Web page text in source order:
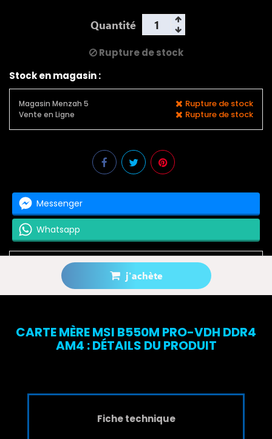
Quantité
j'achète
Rupture de stock
Stock en magasin :
Magasin Menzah 5 Rupture de stock
Vente en Ligne Rupture de stock
Messenger
Whatsapp
Prévenez-moi lorsque le produit est disponible
CARTE MÈRE MSI B550M PRO-VDH DDR4
AM4 : DÉTAILS DU PRODUIT
Fiche technique